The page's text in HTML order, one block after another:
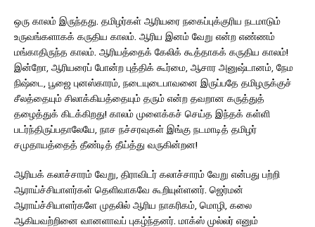
ஒரு காலம் இருந்தது. தமிழர்கள் ஆரியரை நகைப்புக்குரிய நடமாடும்
உருவங்களாகக் கருதிய காலம். ஆரிய இனம் வேறு என்ற எண்ணம்
மங்காதிருந்த காலம். ஆரியத்தைக் கேலிக் கூத்தாகக் கருதிய காலம்!
இன்றோ, ஆரியரைப் போன்ற புத்திக் கூர்மை, ஆசார அனுஷ்டானம், நேம
நிஷ்டை, பூஜை புனஸ்காரம், நடையுடைபாவனை இருப்பதே தமிழருக்குச்
சீலத்தையும் சிலாக்கியத்தையும் தரும் என்ற தவறான கருத்துத்
தழைத்துக் கிடக்கிறது! காலம் முளைக்கச் செய்த இந்தக் கள்ளி
படர்ந்திருப்பதாலேயே, நாச நச்சரவுகள் இங்கு நடமாடித் தமிழர்
சமுதாயத்தைத் தீண்டித் தீய்த்து வருகின்றன!
ஆரியக் கலாச்சாரம் வேறு, திராவிடர் கலாச்சாரம் வேறு என்பது பற்றி
ஆராய்ச்சியாளர்கள் தெளிவாகவே கூறியுள்ளனர். ஜெர்மன்
ஆராய்ச்சியாளர்களே முதலில் ஆரிய நாகரிகம், மொழி, கலை
ஆகியவற்றினை வானளாவப் புகழ்ந்தனர். மாக்ஸ் முல்லர் எனும்